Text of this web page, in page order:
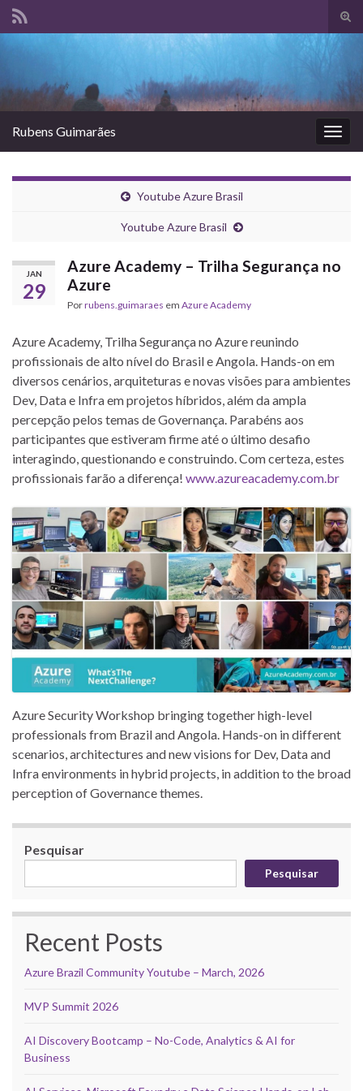
Rubens Guimarães
Youtube Azure Brasil
Youtube Azure Brasil
JAN
29
Azure Academy – Trilha Segurança no
Azure
Porrubens.guimaraes em Azure Academy
Azure Academy, Trilha Segurança no Azure reunindo
profissionais de alto nível do Brasil e Angola. Hands-on em
diversos cenários, arquiteturas e novas visões para ambientes
Dev, Data e Infra em projetos híbridos, além da ampla
percepção pelos temas de Governança. Parabéns aos
participantes que estiveram firme até o último desafio
interagindo, questionando e construindo. Com certeza, estes
profissionais farão a diferença! www.azureacademy.com.br
Azure Security Workshop bringing together high-level
professionals from Brazil and Angola. Hands-on in different
scenarios, architectures and new visions for Dev, Data and
Infra environments in hybrid projects, in addition to the broad
perception of Governance themes.
Pesquisar
Pesquisar
Recent Posts
Azure Brazil Community Youtube – March, 2026
MVP Summit 2026
AI Discovery Bootcamp – No-Code, Analytics & AI for
Business